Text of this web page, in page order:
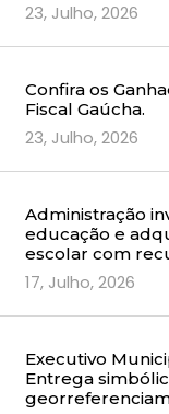
23, Julho, 2026
Confira os
Fiscal Gaúcha.
23, Julho, 2026
Administração
educação e
escolar com
17, Julho, 2026
Executivo
Entrega